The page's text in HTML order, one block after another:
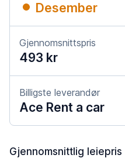
Desember
Gjennomsnittspris
493 kr
Billigste leverandør
Ace Rent a car
Gjennomsnittlig